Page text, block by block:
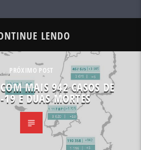
LENDO
PRÓXIMO POST
MAIS 942 CASOS DE
19 E DUAS MORTES